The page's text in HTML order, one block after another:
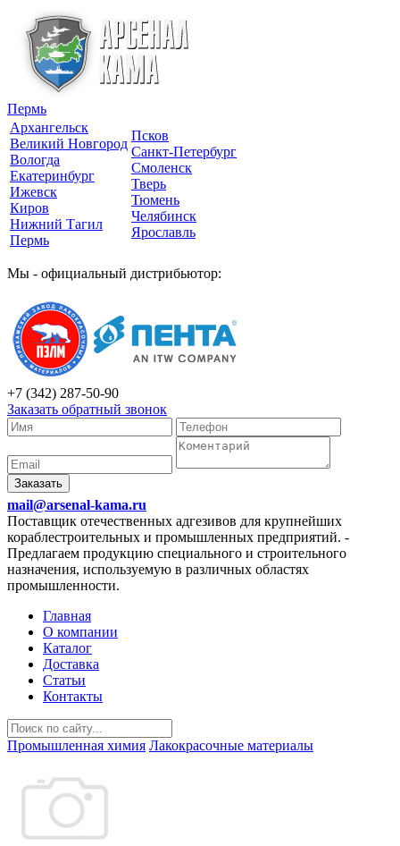
Пермь
Архангельск
Великий Новгород
Вологда
Екатеринбург
Ижевск
Киров
Нижний Тагил
Пермь
Псков
Санкт-Петербург
Смоленск
Тверь
Тюмень
Челябинск
Ярославль
Мы - официальный дистрибьютор:
+7 (342) 287-50-90
Заказать обратный звонок
Заказать
mail@arsenal-kama.ru
Поставщик отечественных адгезивов для крупнейших
кораблестроительных и промышленных предприятий. -
Предлагаем продукцию специального и строительного
назначения, используемую в различных областях
промышленности.
Главная
О компании
Каталог
Доставка
Статьи
Контакты
Промышленная химия Лакокрасочные материалы